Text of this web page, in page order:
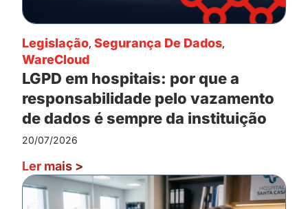
Legislação, Segurança De Dados,
WareCloud
LGPD em hospitais: por que a
responsabilidade pelo vazamento
de dados é sempre da instituição
20/07/2026
Ler mais >